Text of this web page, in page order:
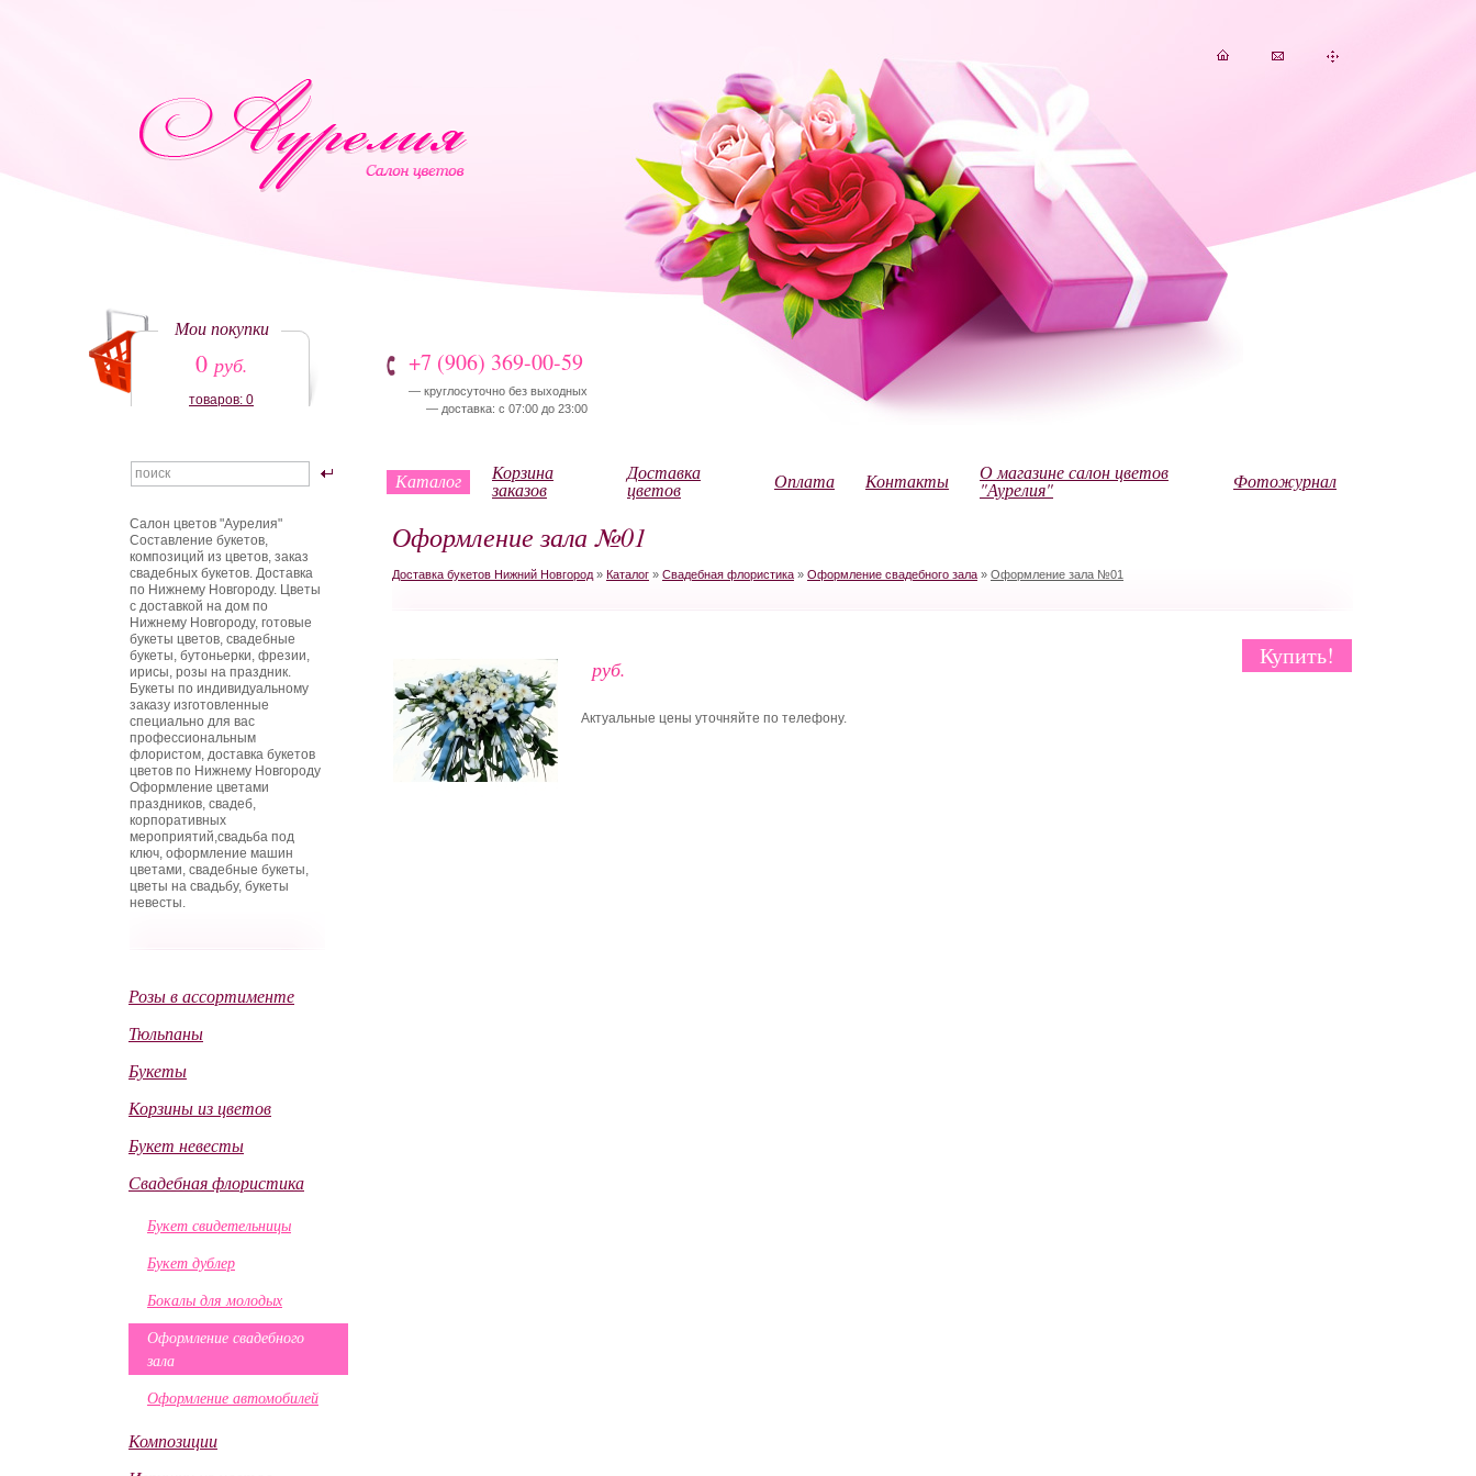
Мои покупки
0 руб.
товаров: 0
+7 (906) 369-00-59
— круглосуточно без выходных
— доставка: с 07:00 до 23:00
Каталог Корзина
заказов
Доставка
цветов Оплата Контакты О магазине салон цветов
"Аурелия" Фотожурнал
Оформление зала №01
Доставка букетов Нижний Новгород » Каталог » Свадебная флористика » Оформление свадебного зала » Оформление зала №01
руб. Купить!
Актуальные цены уточняйте по телефону.
Салон цветов "Аурелия"
Составление букетов,
композиций из цветов, заказ
свадебных букетов. Доставка
по Нижнему Новгороду. Цветы
с доставкой на дом по
Нижнему Новгороду, готовые
букеты цветов, свадебные
букеты, бутоньерки, фрезии,
ирисы, розы на праздник.
Букеты по индивидуальному
заказу изготовленные
специально для вас
профессиональным
флористом, доставка букетов
цветов по Нижнему Новгороду
Оформление цветами
праздников, свадеб,
корпоративных
мероприятий,свадьба под
ключ, оформление машин
цветами, свадебные букеты,
цветы на свадьбу, букеты
невесты.
Розы в ассортименте
Тюльпаны
Букеты
Корзины из цветов
Букет невесты
Свадебная флористика
Букет свидетельницы
Букет дублер
Бокалы для молодых
Оформление свадебного
зала
Оформление автомобилей
Композиции